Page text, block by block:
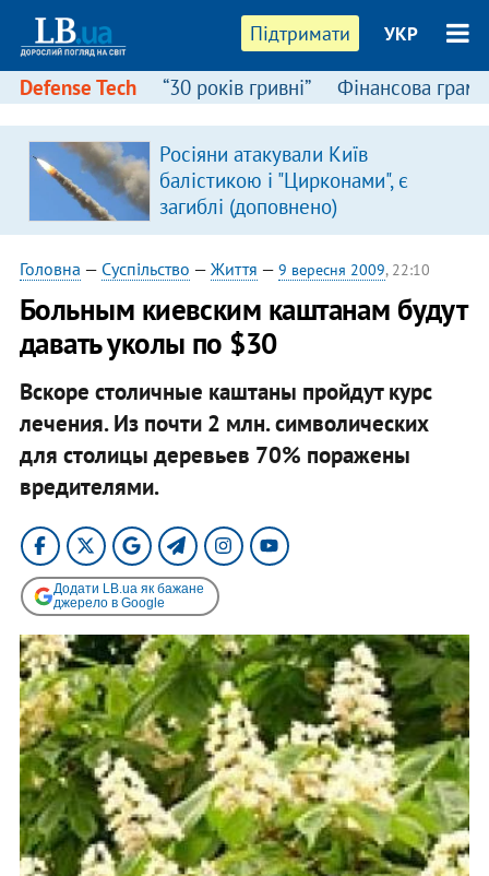
Підтримати УКР
Defense Tech “30 років гривні” Фінансова
Росіяни атакували Київ
балістикою і "Цирконами", є
загиблі (доповнено)
Головна — Суспільство — Життя — 9 вересня 2009, 22:10
Больным киевским каштанам будут
давать уколы по $30
Вскоре столичные каштаны пройдут курс
лечения. Из почти 2 млн. символических
для столицы деревьев 70% поражены
вредителями.
Додати LB.ua як бажане
джерело в Google